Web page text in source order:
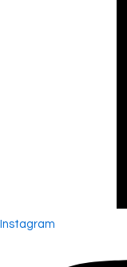
Instagram